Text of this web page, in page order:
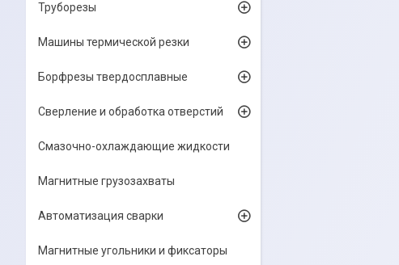
Труборезы
Машины термической резки
Борфрезы твердосплавные
Сверление и обработка отверстий
Смазочно-охлаждающие жидкости
Магнитные грузозахваты
Автоматизация сварки
Магнитные угольники и фиксаторы